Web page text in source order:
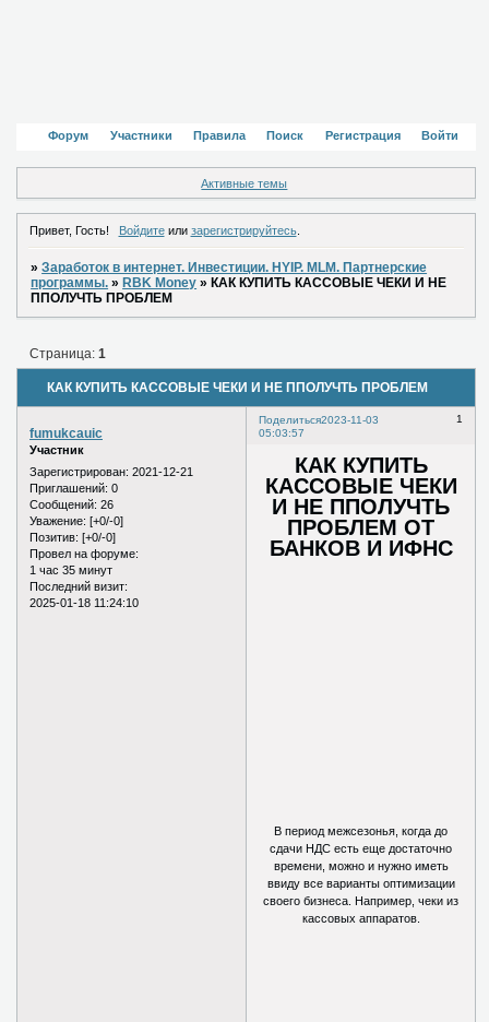
Форум Участники Правила Поиск Регистрация Войти
Активные темы
Привет, Гость! Войдитеили зарегистрируйтесь.
»Заработок в интернет. Инвестиции. HYIP. MLM. Партнерские
программы. » RBK Money » КАК КУПИТЬ КАССОВЫЕ ЧЕКИ И НЕ
ППОЛУЧТЬ ПРОБЛЕМ
КАК КУПИТЬ КАССОВЫЕ ЧЕКИ И НЕ ППОЛУЧТЬ ПРОБЛЕМ
Страница:1
Поделиться 1
2023-11-03
05:03:57
fumukcauic
Участник
Зарегистрирован: 2021-12-21
Приглашений: 0
Сообщений: 26
Уважение: [+0/-0]
Позитив: [+0/-0]
Провел на форуме:
1 час 35 минут
Последний визит:
2025-01-18 11:24:10
КАК КУПИТЬ
КАССОВЫЕ ЧЕКИ
И НЕ ППОЛУЧТЬ
ПРОБЛЕМ ОТ
БАНКОВ И ИФНС
В период межсезонья, когда до
сдачи НДС есть еще достаточно
времени, можно и нужно иметь
ввиду все варианты оптимизации
своего бизнеса. Например, чеки из
кассовых аппаратов.